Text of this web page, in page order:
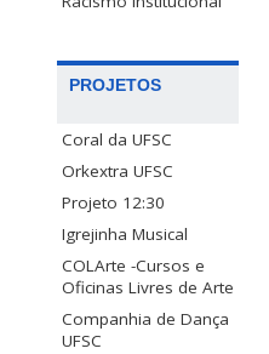
PROJETOS
Coral da UFSC
Orkextra UFSC
Projeto 12:30
Igrejinha Musical
COLArte -Cursos e
Oficinas Livres de Arte
Companhia de Dança
UFSC